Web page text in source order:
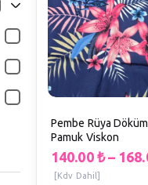
Pembe Rüya
Pamuk Viskon
140.00 ₺ –
[Kdv Dahil]